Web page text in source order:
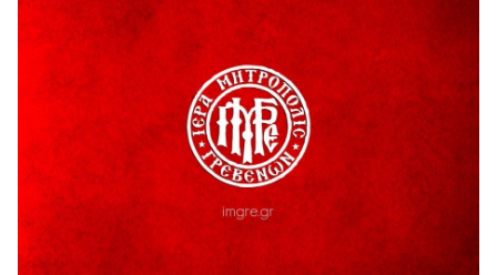
Ευχαριστήριο Εκπολιτιστικού Συλλόγου Ταξιάρχη προς κ.
Παρασχάκη Αθανάσιο
Διακοπή υδροδότησης του Α΄ κλάδου ύδρευσης
5 Αυγούστου 2026
Η Marseaux στα Γρεβενά για μια μοναδική συναυλία
Θερινό Σινεμά στο πλαίσιο του «Πολιτιστικού
Καλοκαιριού 2026» με την βραβευμένη ταινία «Μικρές
Ανάσες».